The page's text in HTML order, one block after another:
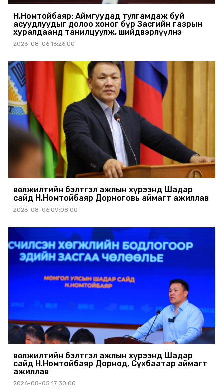
Н.Номтойбаяр: Аймгуудад тулгамдаж буй
асуудлуудыг долоо хоног бүр Засгийн газрын
хуралдаанд танилцуулж, шийдвэрлүүлнэ
2026-08-06 16:26:00
Өвөлжилтийн бэлтгэл ажлын хүрээнд Шадар
сайд Н.Номтойбаяр Дорноговь аймагт ажиллав
2026-08-06 09:08:00
Өвөлжилтийн бэлтгэл ажлын хүрээнд Шадар
сайд Н.Номтойбаяр Дорнод, Сүхбаатар аймагт
ажиллав
2026-08-05 17:30:00